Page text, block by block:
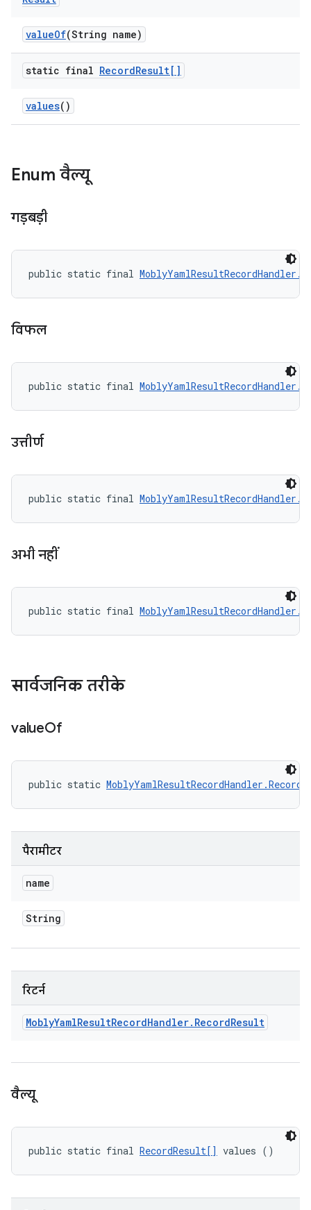
valueOf(String name)
static final RecordResult[]
values()
Enum वैल्यू
गड़बड़ी
public static final
वि‍फल
public static final
उत्तीर्ण
public static final
अभी नहीं
public static final
सार्वजनिक तरीके
valueOf
public static
पैरामीटर
name
String
रिटर्न
MoblyYamlResultRecordHandler. RecordResult
वैल्यू
public static final RecordResult[] values ()